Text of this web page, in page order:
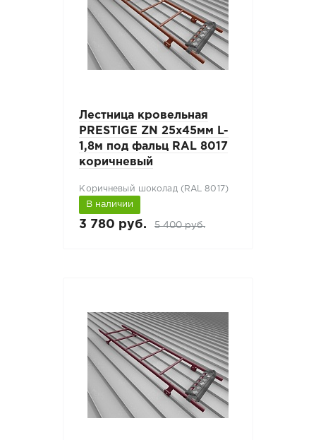
Лестница кровельная
PRESTIGE ZN 25x45мм L-
1,8м под фальц RAL 8017
коричневый
Коричневый шоколад (RAL 8017)
В наличии
3 780 руб. 5 400 руб.